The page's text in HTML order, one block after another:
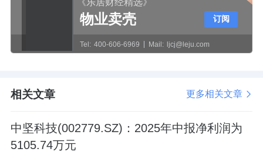
《乐居财经精选》
物业卖壳
Tel: 400-606-6969 Mail: ljcj@leju.com
订阅
相关文章 更多相关文章
中坚科技(002779.SZ)：2025年中报净利润为
5105.74万元